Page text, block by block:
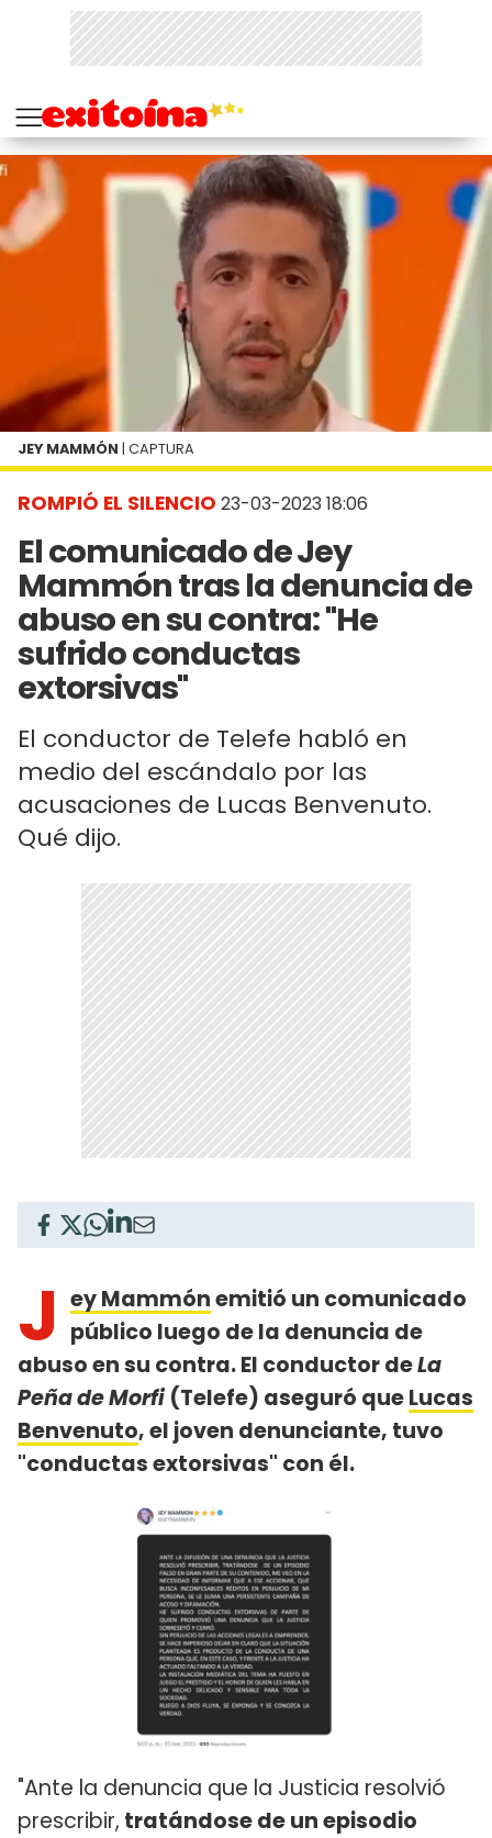
ROMPIÓ EL SILENCIO 23-03-2023 18:06
El comunicado de Jey
Mammón tras la denuncia de
abuso en su contra: "He
sufrido conductas
extorsivas"
El conductor de Telefe habló en
medio del escándalo por las
acusaciones de Lucas Benvenuto.
Qué dijo.
JEY MAMMÓN | CAPTURA
J ey Mammónemitió un comunicado
público luego de la denuncia de
abuso en su contra. El conductor deLa
Peña de Morfi(Telefe) aseguró queLucas
Benvenuto, el joven denunciante, tuvo
"conductas extorsivas" con él.
"Ante la denuncia que la Justicia resolvió
prescribir, tratándose de un episodio